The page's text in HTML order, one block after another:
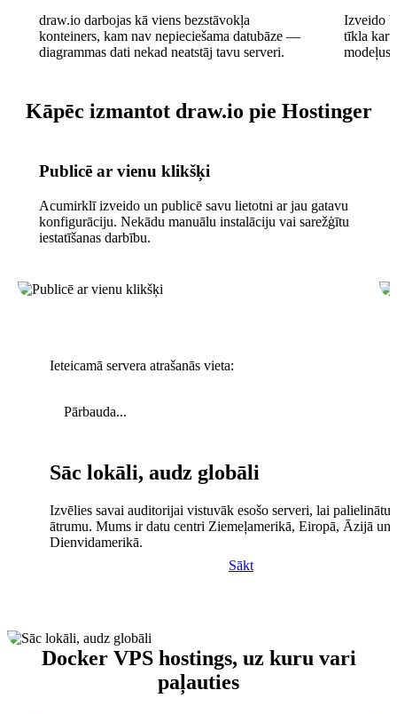
draw.io darbojas kā viens bezstāvokļa
konteiners, kam nav nepieciešama datubāze —
diagrammas dati nekad neatstāj tavu serveri.
Izveido
tīkla
modeļus
Kāpēc izmantot draw.io pie Hostinger
Publicē ar vienu klikšķi
Acumirklī izveido un publicē savu lietotni ar jau gatavu
konfigurāciju. Nekādu manuālu instalāciju vai sarežģītu
iestatīšanas darbību.
Ieteicamā servera atrašanās vieta:
Pārbauda...
Sāc lokāli, audz globāli
Izvēlies savai auditorijai vistuvāk esošo serveri, lai palielinātu
ātrumu. Mums ir datu centri Ziemeļamerikā, Eiropā, Āzijā un
Dienvidamerikā.
Sākt
Docker VPS hostings, uz kuru vari
paļauties